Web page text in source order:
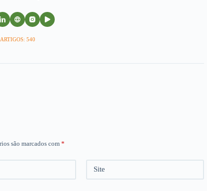
ARTIGOS: 540
são marcados com*
Site